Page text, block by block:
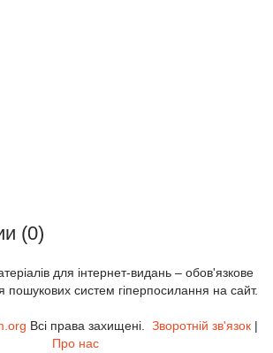
(0)
для інтернет-видань – обов'язкове
пошукових систем гіперпосилання на сайт.
Всі права захищені. Зворотній зв'язок|
Про нас